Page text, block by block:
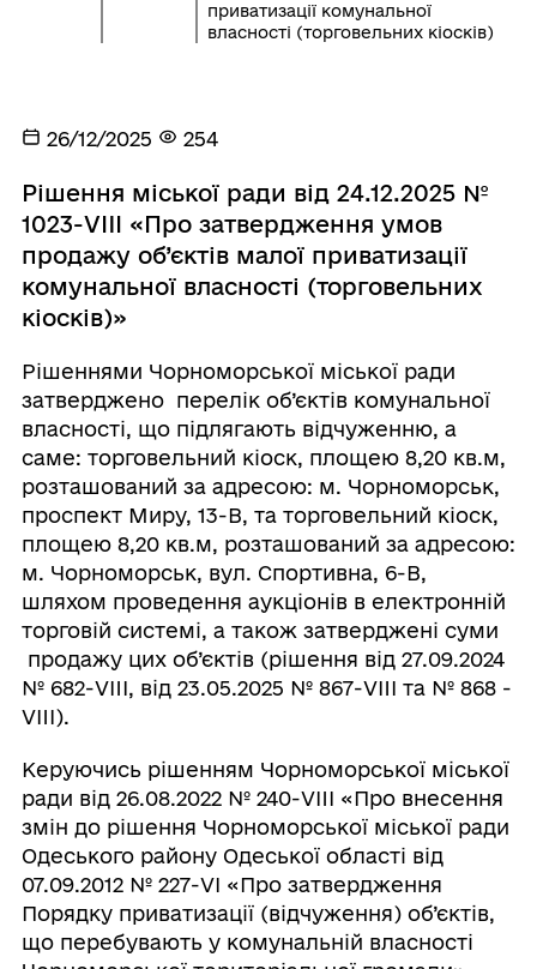
приватизації комунальної
власності (торговельних кіосків)
26/12/2025 254
Рішення міської ради від 24.12.2025 №
1023-VIII «Про затвердження умов
продажу об’єктів малої приватизації
комунальної власності (торговельних
кіосків)»
Рішеннями Чорноморської міської ради
затверджено перелік об’єктів комунальної
власності, що підлягають відчуженню, а
саме: торговельний кіоск, площею 8,20 кв.м,
розташований за адресою: м. Чорноморськ,
проспект Миру, 13-В, та торговельний кіоск,
площею 8,20 кв.м, розташований за адресою:
м. Чорноморськ, вул. Спортивна, 6-В,
шляхом проведення аукціонів в електронній
торговій системі, а також затверджені суми
продажу цих об’єктів (рішення від 27.09.2024
№ 682-VIII, від 23.05.2025 № 867-VIII та № 868 -
VIII).
Керуючись рішенням Чорноморської міської
ради від 26.08.2022 № 240-VIII «Про внесення
змін до рішення Чорноморської міської ради
Одеського району Одеської області від
07.09.2012 № 227-VI «Про затвердження
Порядку приватизації (відчуження) об’єктів,
що перебувають у комунальній власності